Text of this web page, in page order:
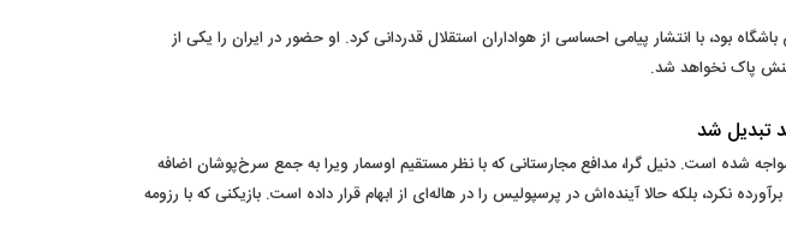
در اواخر دهه ۸۰ و اوایل دهه ۹۰ یکی از چهره‌های ماندگار این باشگاه بود، با انتشار پیامی احساسی از هواداران استقلال قدردانی کرد. او حضور در ایران را یکی از
پاک نخواهد شد.
تبدیل شد
شده است. دنیل گرا، مدافع مجارستانی که با نظر مستقیم اوسمار ویرا به جمع سرخ‌پوشان اضافه
نکرد، بلکه حالا آینده‌اش در پرسپولیس را در هاله‌ای از ابهام قرار داده است. بازیکنی که با رزومه